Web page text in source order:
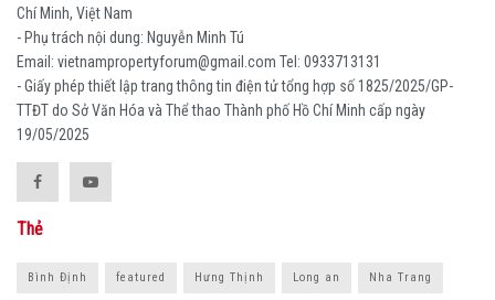
Chí Minh, Việt Nam
- Phụ trách nội dung: Nguyễn Minh Tú
Email: vietnampropertyforum@gmail.com Tel: ‭0933713131
- Giấy phép thiết lập trang thông tin điện tử tổng hợp số 1825/2025/GP-
TTĐT do Sở Văn Hóa và Thể thao Thành phố Hồ Chí Minh cấp ngày
19/05/2025
Thẻ
Bình Định featured Hưng Thịnh Long an Nha Trang